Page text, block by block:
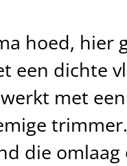
hoed, hier
een dichte
met
die